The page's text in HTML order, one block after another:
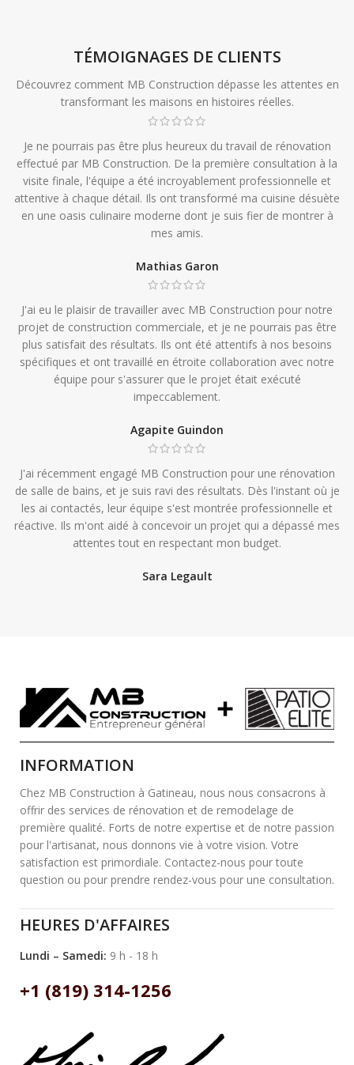
TÉMOIGNAGES DE CLIENTS
Découvrez comment MB Construction dépasse les attentes en
transformant les maisons en histoires réelles.
Je ne pourrais pas être plus heureux du travail de rénovation
effectué par MB Construction. De la première consultation à la
visite finale, l'équipe a été incroyablement professionnelle et
attentive à chaque détail. Ils ont transformé ma cuisine désuète
en une oasis culinaire moderne dont je suis fier de montrer à
mes amis.
Mathias Garon
J'ai eu le plaisir de travailler avec MB Construction pour notre
projet de construction commerciale, et je ne pourrais pas être
plus satisfait des résultats. Ils ont été attentifs à nos besoins
spécifiques et ont travaillé en étroite collaboration avec notre
équipe pour s'assurer que le projet était exécuté
impeccablement.
Agapite Guindon
J'ai récemment engagé MB Construction pour une rénovation
de salle de bains, et je suis ravi des résultats. Dès l'instant où je
les ai contactés, leur équipe s'est montrée professionnelle et
réactive. Ils m'ont aidé à concevoir un projet qui a dépassé mes
attentes tout en respectant mon budget.
Sara Legault
INFORMATION
Chez MB Construction à Gatineau, nous nous consacrons à
offrir des services de rénovation et de remodelage de
première qualité. Forts de notre expertise et de notre passion
pour l'artisanat, nous donnons vie à votre vision. Votre
satisfaction est primordiale. Contactez-nous pour toute
question ou pour prendre rendez-vous pour une consultation.
HEURES D'AFFAIRES
Lundi – Samedi: 9 h - 18 h
+1 (819) 314-1256